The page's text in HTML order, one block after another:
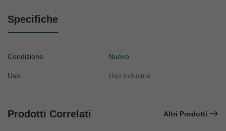
Specifiche
Condizione Nuovo
Uso Uso Industria
Prodotti Correlati Altri Prodotti